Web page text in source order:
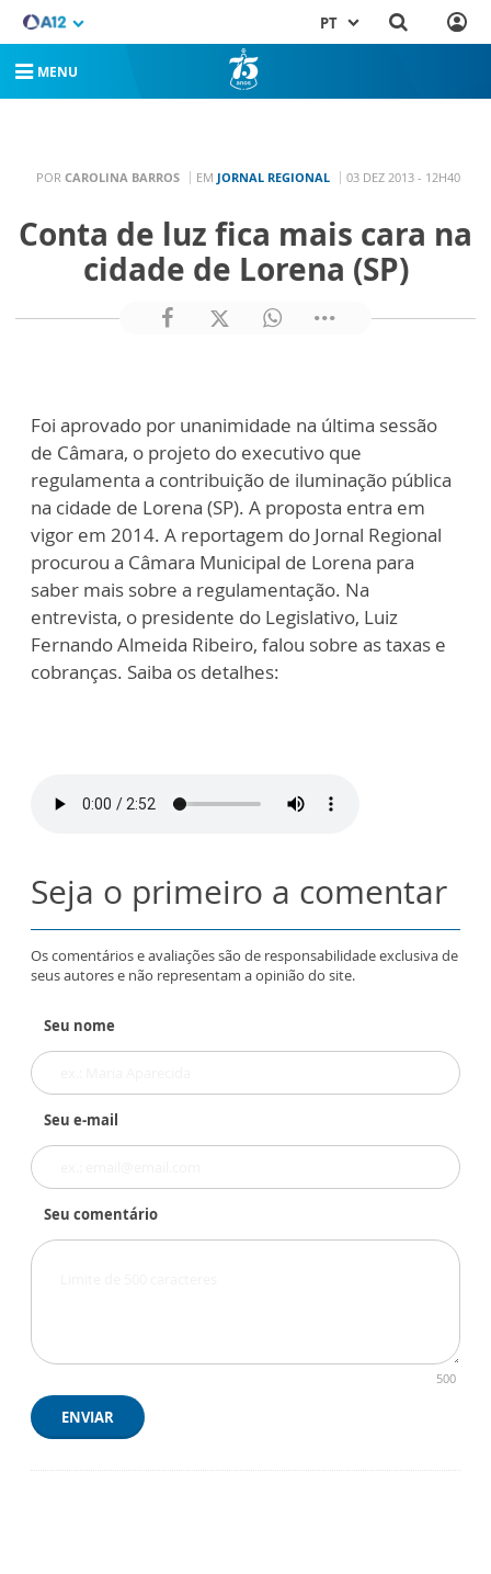
PT
MENU
POR CAROLINA BARROS EM JORNAL REGIONAL 03 DEZ 2013 - 12H40
Conta de luz fica mais cara na
cidade de Lorena (SP)
Foi aprovado por unanimidade na última sessão
de Câmara, o projeto do executivo que
regulamenta a contribuição de iluminação pública
na cidade de Lorena (SP). A proposta entra em
vigor em 2014. A reportagem do Jornal Regional
procurou a Câmara Municipal de Lorena para
saber mais sobre a regulamentação. Na
entrevista, o presidente do Legislativo, Luiz
Fernando Almeida Ribeiro, falou sobre as taxas e
cobranças. Saiba os detalhes:
Seja o primeiro a comentar
Os comentários e avaliações são de responsabilidade exclusiva de
seus autores e não representam a opinião do site.
Seu nome
Seu e-mail
Seu comentário
500
ENVIAR